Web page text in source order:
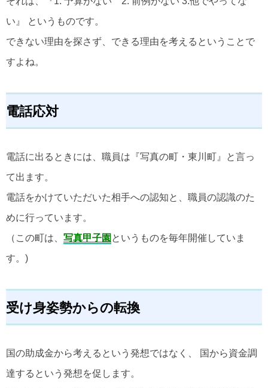
い』 というものです。
できない理由を探さず、できる理由を考えるということで
すよね。
電話応対
電話に出るときには、職員は『写真の町・東川町』と言っ
て出ます。
電話をかけていただいた相手への認知と、職員の認識のた
めに行っています。
（この町は、 写真甲子園 というものを毎年開催していま
す。)
受け身姿勢からの転換
国の助成金から考えるという発想ではなく、 国から資金調
達するという発想を促します。